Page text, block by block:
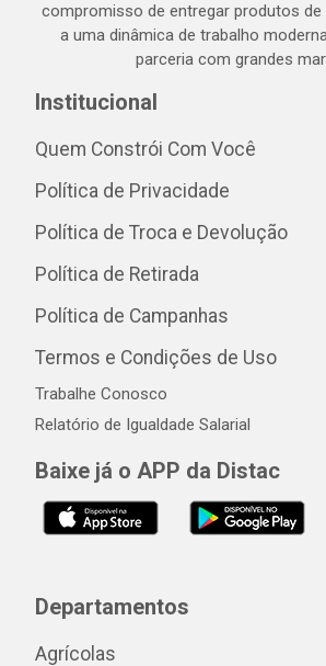
compromisso de entregar produtos de
a uma dinâmica de trabalho
parceria com grandes
Institucional
Quem Constrói Com Você
Política de Privacidade
Política de Troca e Devolução
Política de Retirada
Política de Campanhas
Termos e Condições de Uso
Trabalhe Conosco
Relatório de Igualdade Salarial
Baixe já o APP da Distac
Departamentos
Agrícolas